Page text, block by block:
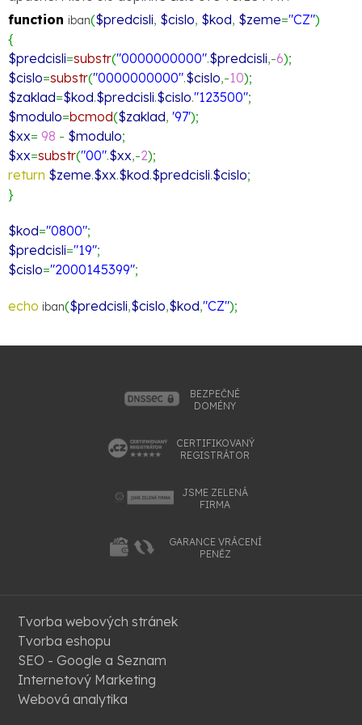
function iban($predcisli, $cislo, $kod, $zeme="CZ")
{
$predcisli=substr("0000000000".$predcisli,-6);
$cislo=substr("0000000000".$cislo,-10);
$zaklad=$kod.$predcisli.$cislo."123500";
$modulo=bcmod($zaklad, '97');
$xx= 98 - $modulo;
$xx=substr("00".$xx,-2);
return $zeme.$xx.$kod.$predcisli.$cislo;
}
$kod="0800";
$predcisli="19";
$cislo="2000145399";
echo iban($predcisli,$cislo,$kod,"CZ");
BEZPEČNÉ
DOMÉNY
CERTIFIKOVANÝ
REGISTRÁTOR
JSME ZELENÁ
FIRMA
GARANCE VRÁCENÍ
PENĚZ
Tvorba webových stránek
Tvorba eshopu
SEO - Google a Seznam
Internetový Marketing
Webová analytika